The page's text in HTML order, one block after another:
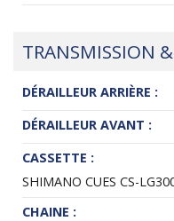
TRANSMISSION
DÉRAILLEUR ARRIÈRE :
DÉRAILLEUR AVANT :
CASSETTE :
SHIMANO CUES CS-
CHAINE :